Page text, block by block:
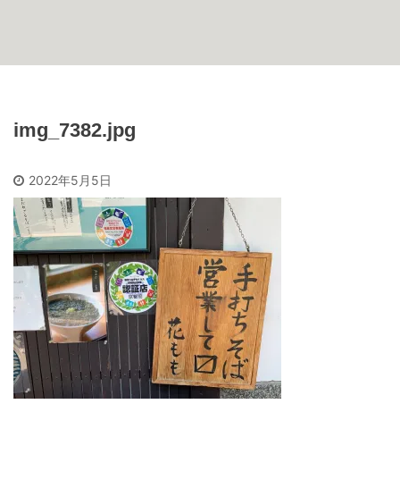
img_7382.jpg
2022年5月5日